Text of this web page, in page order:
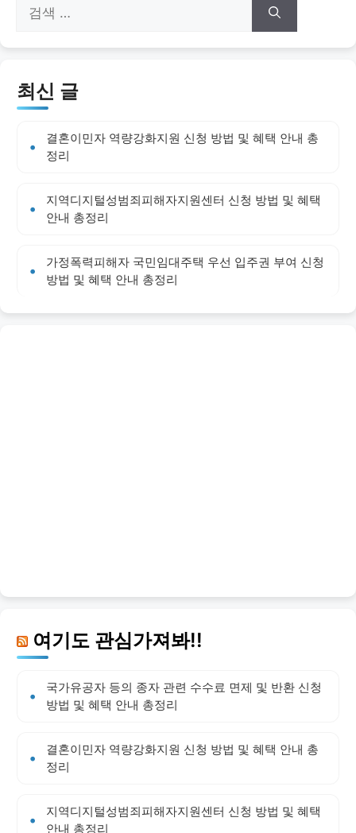
색:
최신 글
결혼이민자 역량강화지원 신청 방법 및 혜택 안내 총
정리
지역디지털성범죄피해자지원센터 신청 방법 및 혜택
안내 총정리
가정폭력피해자 국민임대주택 우선 입주권 부여 신청
방법 및 혜택 안내 총정리
여기도 관심가져봐!!
국가유공자 등의 종자 관련 수수료 면제 및 반환 신청
방법 및 혜택 안내 총정리
결혼이민자 역량강화지원 신청 방법 및 혜택 안내 총
정리
지역디지털성범죄피해자지원센터 신청 방법 및 혜택
안내 총정리